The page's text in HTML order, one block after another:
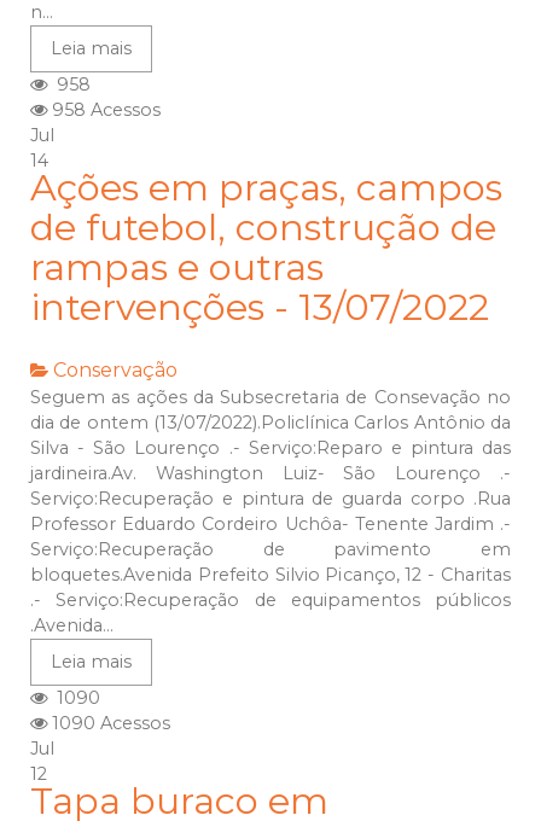
n...
Leia mais
958
958 Acessos
Jul
14
Ações em praças, campos
de futebol, construção de
rampas e outras
intervenções - 13/07/2022
Conservação
Seguem as ações da Subsecretaria de Consevação no
dia de ontem (13/07/2022).Policlínica Carlos Antônio da
Silva - São Lourenço .- Serviço:Reparo e pintura das
jardineira.Av. Washington Luiz- São Lourenço .-
Serviço:Recuperação e pintura de guarda corpo .Rua
Professor Eduardo Cordeiro Uchôa- Tenente Jardim .-
Serviço:Recuperação de pavimento em
bloquetes.Avenida Prefeito Silvio Picanço, 12 - Charitas
.- Serviço:Recuperação de equipamentos públicos
.Avenida...
Leia mais
1090
1090 Acessos
Jul
12
Tapa buraco em